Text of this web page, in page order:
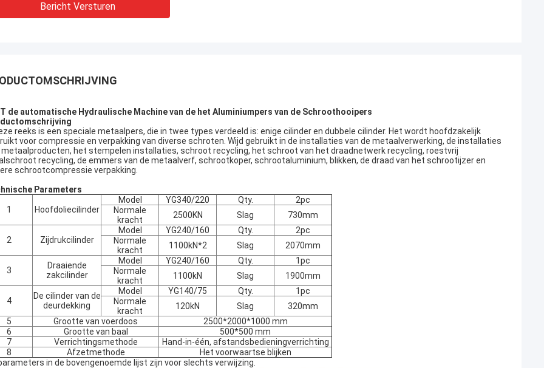
Bericht Versturen
de automatische Hydraulische Machine van de het Aluminiumpers van de Schroothooipers
reeks is een speciale metaalpers, die in twee types verdeeld is: enige cilinder en dubbele cilinder. Het wordt hoofdzakelijk
voor compressie en verpakking van diverse schroten. Wijd gebruikt in de installaties van de metaalverwerking, de installaties
metaalproducten, het stempelen installaties, schroot recycling, het schroot van het draadnetwerk recycling, roestvrij
recycling, de emmers van de metaalverf, schrootkoper, schrootaluminium, blikken, de draad van het schrootijzer en
schrootcompressie verpakking.
Parameters
1 Hoofdoliecilinder
Model YG340/220 Qty.
2pc
Normale
kracht
2500KN Slag 730mm
2 Zijdrukcilinder
Model YG240/160 Qty.
2pc
Normale
kracht
1100kN*2 Slag 2070mm
3
Draaiende
zakcilinder
Model YG240/160 Qty.
1pc
Normale
kracht
1100kN Slag 1900mm
4
De cilinder van de
deurdekking
Model YG140/75 Qty.
1pc
Normale
kracht
120kN Slag
320mm
5
Grootte van voerdoos
2500*2000*1000 mm
6
Grootte van baal
500*500 mm
7
Verrichtingsmethode
Hand-in-één, afstandsbedieningverrichting
8
Afzetmethode
Het voorwaartse blijken
in de bovengenoemde lijst zijn voor slechts verwijzing.